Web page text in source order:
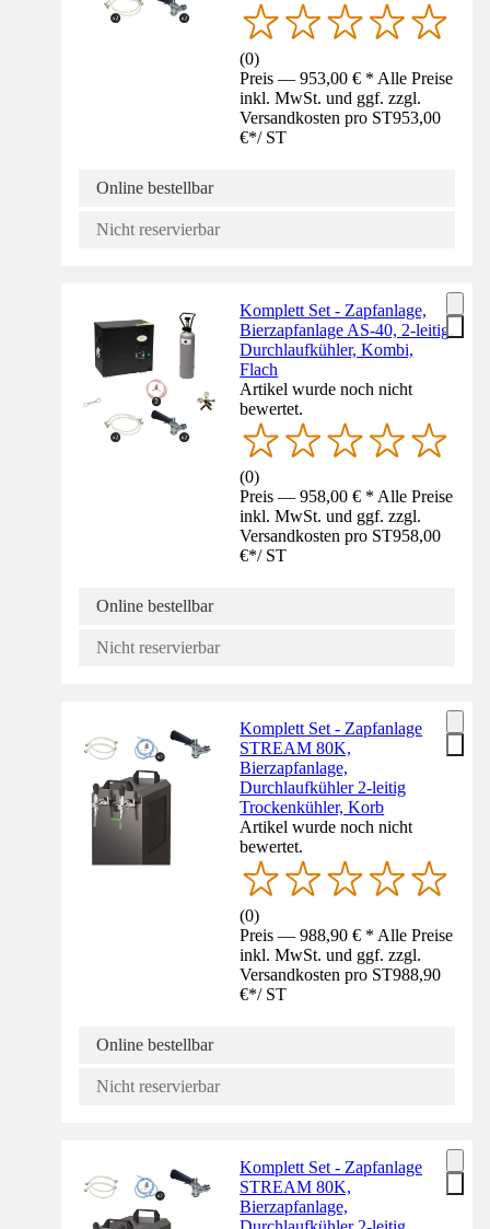
(0)
Preis — 953,00 € * Alle Preise
inkl. MwSt. und ggf. zzgl.
Versandkosten pro ST953,00
€*/ ST
Online bestellbar
Nicht reservierbar
Komplett Set - Zapfanlage,
Bierzapfanlage AS-40, 2-leitig,
Durchlaufkühler, Kombi,
Flach
Artikel wurde noch nicht
bewertet.
(0)
Preis — 958,00 € * Alle Preise
inkl. MwSt. und ggf. zzgl.
Versandkosten pro ST958,00
€*/ ST
Online bestellbar
Nicht reservierbar
Komplett Set - Zapfanlage
STREAM 80K,
Bierzapfanlage,
Durchlaufkühler 2-leitig
Trockenkühler, Korb
Artikel wurde noch nicht
bewertet.
(0)
Preis — 988,90 € * Alle Preise
inkl. MwSt. und ggf. zzgl.
Versandkosten pro ST988,90
€*/ ST
Online bestellbar
Nicht reservierbar
Komplett Set - Zapfanlage
STREAM 80K,
Bierzapfanlage,